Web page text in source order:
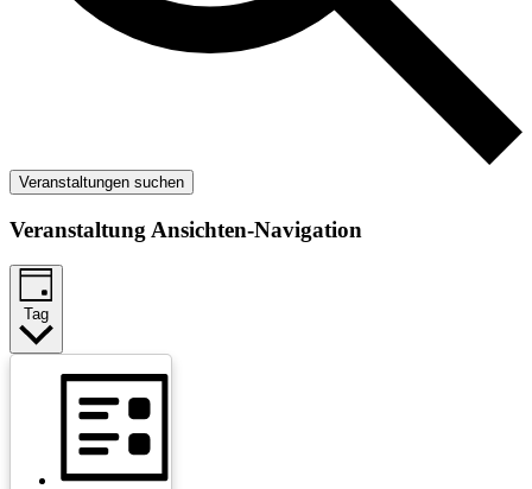
Veranstaltungen suchen
Veranstaltung Ansichten-Navigation
Tag